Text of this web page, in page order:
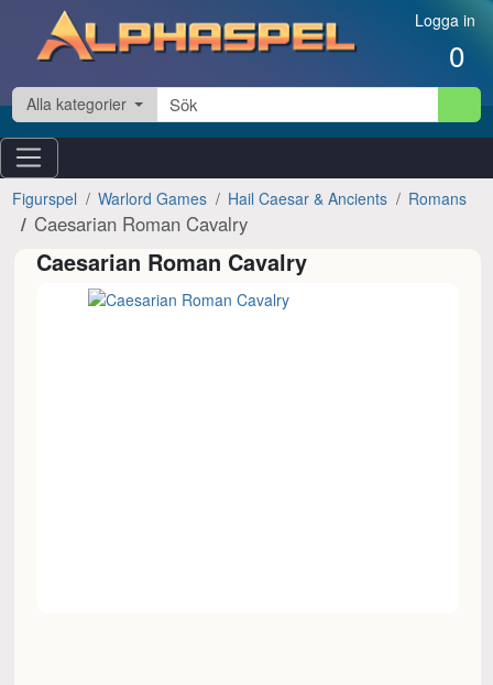
Hoppa till innehåll Logga in
0
Alla kategorier
Figurspel Warlord Games Hail Caesar & Ancients Romans
Caesarian Roman Cavalry
Caesarian Roman Cavalry